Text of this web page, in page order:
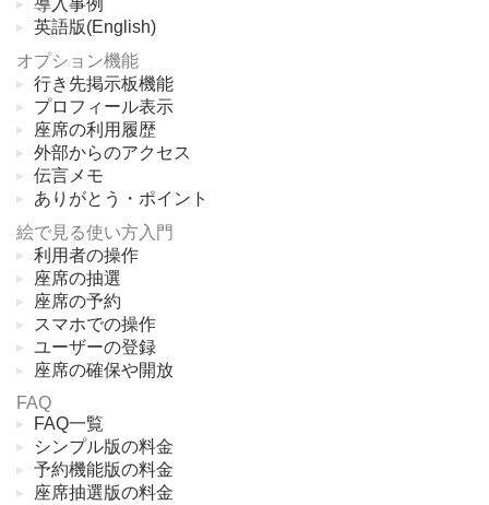
導入事例
英語版(English)
オプション機能
行き先掲示板機能
プロフィール表示
座席の利用履歴
外部からのアクセス
伝言メモ
ありがとう・ポイント
絵で見る使い方入門
利用者の操作
座席の抽選
座席の予約
スマホでの操作
ユーザーの登録
座席の確保や開放
FAQ
FAQ一覧
シンプル版の料金
予約機能版の料金
座席抽選版の料金